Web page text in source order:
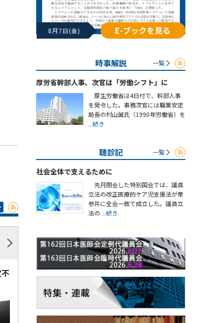
8月7日(金) E-ブックを見る
時事解説 一覧
厚労省幹部人事、次官は「労働シフト」に
厚生労働省は4日付で、幹部人事
を発令した。事務次官には職業安定
局長の村山誠氏（1990年労働省）を
...続き
聴診記 一覧
社会全体で支えるために
先月閉会した特別国会では、議員
立法の改正医療的ケア児支援法が衆
参共に全会一致で成立した。議員立
法の ...続き